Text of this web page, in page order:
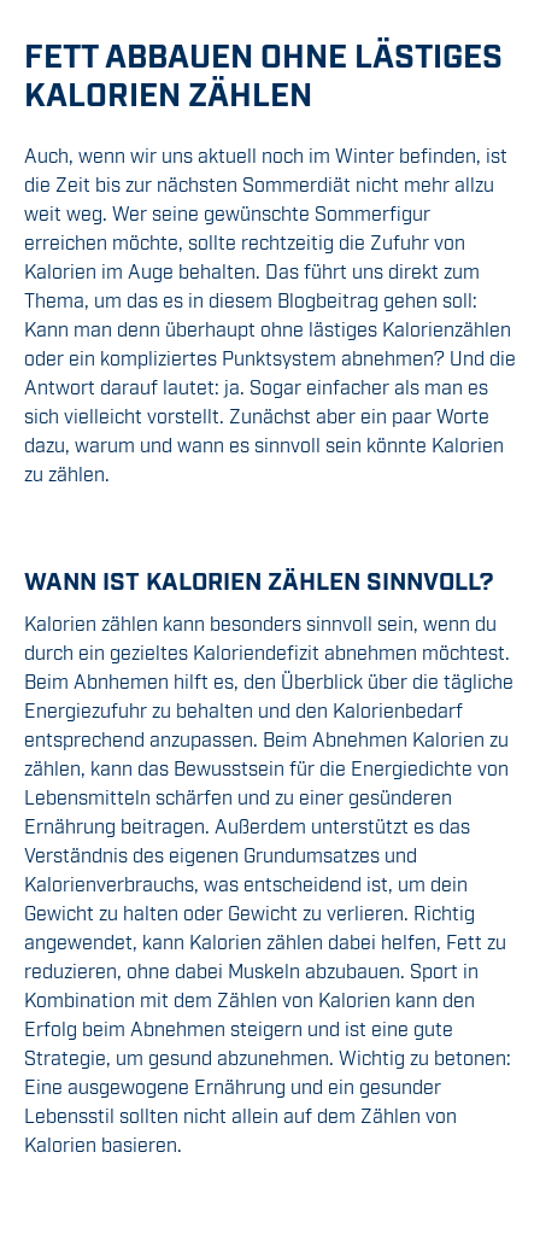
FETT ABBAUEN OHNE LÄSTIGES
KALORIEN ZÄHLEN
Auch, wenn wir uns aktuell noch im Winter befinden, ist
die Zeit bis zur nächsten Sommerdiät nicht mehr allzu
weit weg. Wer seine gewünschte Sommerfigur
erreichen möchte, sollte rechtzeitig die Zufuhr von
Kalorien im Auge behalten. Das führt uns direkt zum
Thema, um das es in diesem Blogbeitrag gehen soll:
Kann man denn überhaupt ohne lästiges Kalorienzählen
oder ein kompliziertes Punktsystem abnehmen? Und die
Antwort darauf lautet: ja. Sogar einfacher als man es
sich vielleicht vorstellt. Zunächst aber ein paar Worte
dazu, warum und wann es sinnvoll sein könnte Kalorien
zu zählen.
WANN IST KALORIEN ZÄHLEN SINNVOLL?
Kalorien zählen kann besonders sinnvoll sein, wenn du
durch ein gezieltes Kaloriendefizit abnehmen möchtest.
Beim Abnhemen hilft es, den Überblick über die tägliche
Energiezufuhr zu behalten und den Kalorienbedarf
entsprechend anzupassen. Beim Abnehmen Kalorien zu
zählen, kann das Bewusstsein für die Energiedichte von
Lebensmitteln schärfen und zu einer gesünderen
Ernährung beitragen. Außerdem unterstützt es das
Verständnis des eigenen Grundumsatzes und
Kalorienverbrauchs, was entscheidend ist, um dein
Gewicht zu halten oder Gewicht zu verlieren. Richtig
angewendet, kann Kalorien zählen dabei helfen, Fett zu
reduzieren, ohne dabei Muskeln abzubauen. Sport in
Kombination mit dem Zählen von Kalorien kann den
Erfolg beim Abnehmen steigern und ist eine gute
Strategie, um gesund abzunehmen. Wichtig zu betonen:
Eine ausgewogene Ernährung und ein gesunder
Lebensstil sollten nicht allein auf dem Zählen von
Kalorien basieren.